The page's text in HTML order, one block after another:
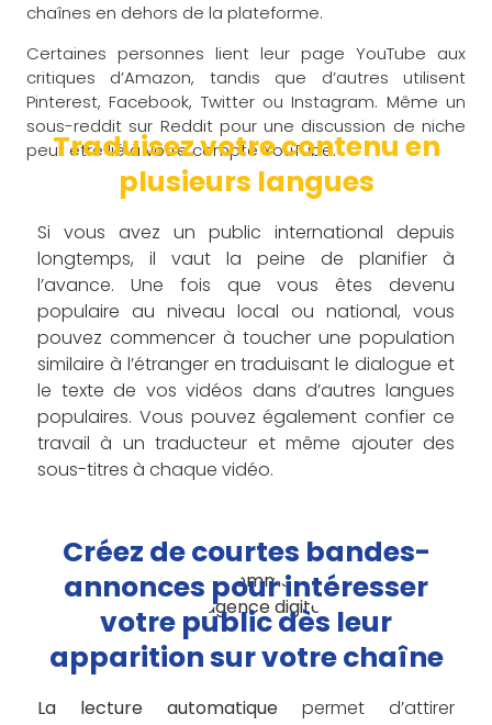
chaînes en dehors de la plateforme.
Certaines personnes lient leur page YouTube aux
critiques d’Amazon, tandis que d’autres utilisent
Pinterest, Facebook, Twitter ou Instagram. Même un
sous-reddit sur Reddit pour une discussion de niche
peut être lié à votre compte YouTube.
Traduisez votre contenu en
plusieurs langues
Si vous avez un public international depuis
longtemps, il vaut la peine de planifier à
l’avance. Une fois que vous êtes devenu
populaire au niveau local ou national, vous
pouvez commencer à toucher une population
similaire à l’étranger en traduisant le dialogue et
le texte de vos vidéos dans d’autres langues
populaires. Vous pouvez également confier ce
travail à un traducteur et même ajouter des
sous-titres à chaque vidéo.
Créez de courtes bandes-
annonces pour intéresser
votre public dès leur
apparition sur votre chaîne
La lecture automatique permet d’attirer